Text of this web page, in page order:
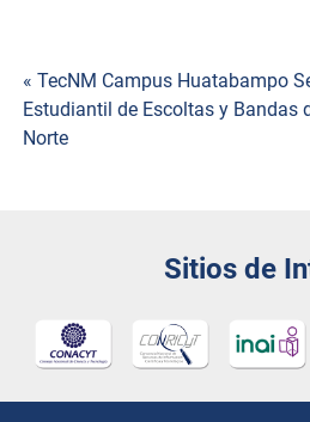
Navegación
de
« TecNM Campus Huatabampo
Estudiantil de Escoltas y Bandas
Norte
Sitios de